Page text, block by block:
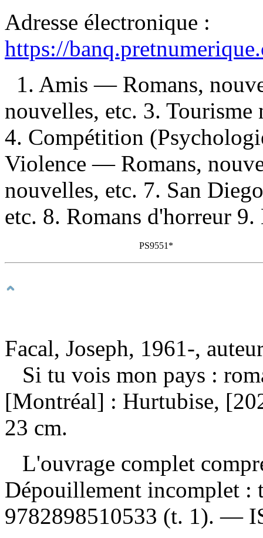
Adresse électronique :
https://
1. Amis — Romans,
nouvelles, etc. 3.
4. Compétition
Violence — Romans,
nouvelles, etc. 7. San
etc. 8. Romans d'horreur
PS9551*
Facal, Joseph, 1961-,
Si tu vois mon pays :
[Montréal] : Hurtubise,
23 cm.
L'ouvrage complet
Dépouillement incomplet :
9782898510533 (t. 1). —